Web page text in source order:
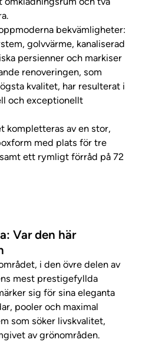
bekvämligheter:
golvvärme, kanaliserad
persienner och markiser
renoveringen, som
kvalitet, har resulterat i
och exceptionellt
kompletteras av en stor,
med plats för tre
ett rymligt förråd på 72
Var den här
i den övre delen av
mest prestigefyllda
sig för sina eleganta
pooler och maximal
som söker livskvalitet,
av grönområden.